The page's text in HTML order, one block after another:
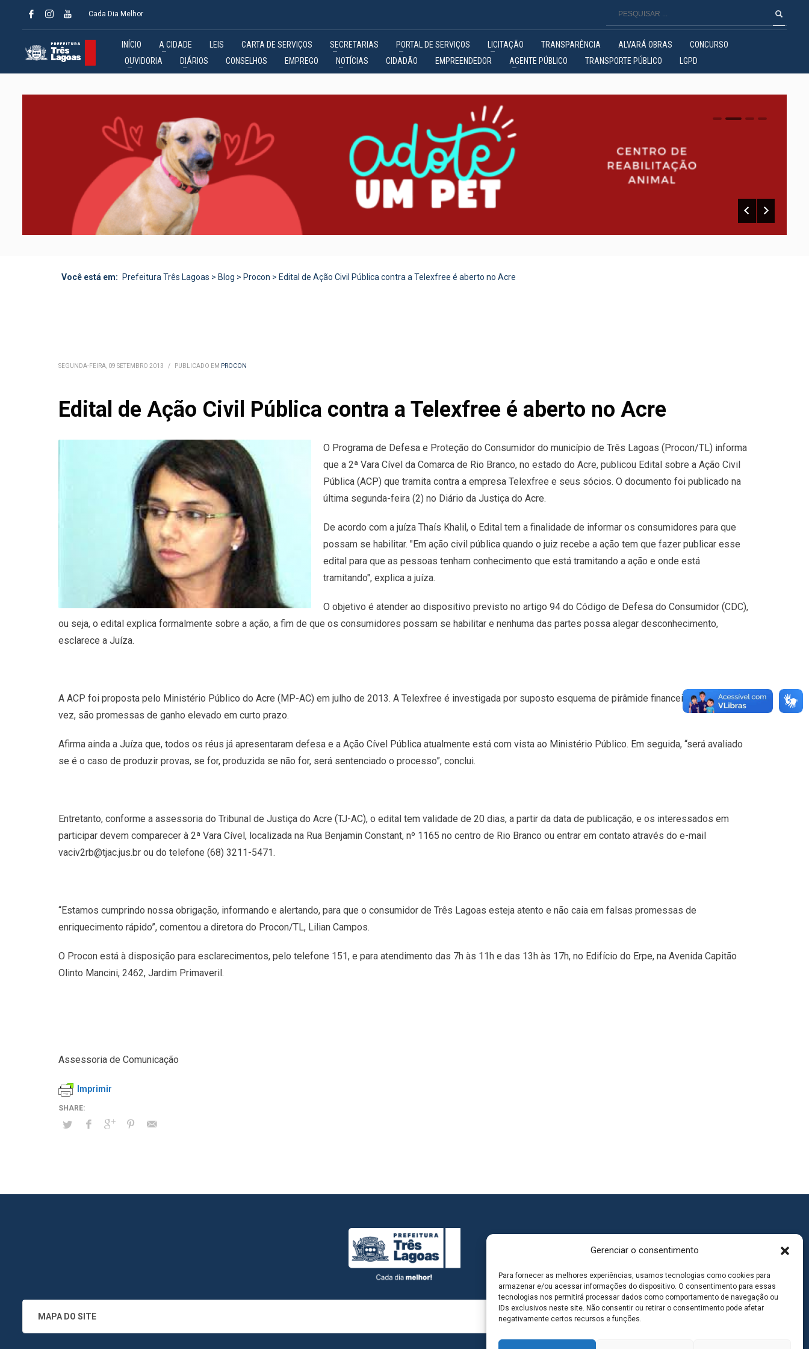
Gerenciar o consentimento
Para fornecer as melhores experiências, usamos tecnologias como cookies para
armazenar e/ou acessar informações do dispositivo. O consentimento para essas
tecnologias nos permitirá processar dados como comportamento de navegação ou
IDs exclusivos neste site. Não consentir ou retirar o consentimento pode afetar
negativamente certos recursos e funções.
Cada Dia Melhor
INÍCIO A CIDADE LEIS CARTA DE SERVIÇOS SECRETARIAS PORTAL DE SERVIÇOS LICITAÇÃO TRANSPARÊNCIA ALVARÁ OBRAS
CONCURSO
OUVIDORIA
DIÁRIOS CONSELHOS EMPREGO NOTÍCIAS CIDADÃO EMPREENDEDOR AGENTE PÚBLICO TRANSPORTE PÚBLICO LGPD
0 1 2
Você está em: Prefeitura Três Lagoas > Blog > Procon > Edital de Ação Civil Pública contra a Telexfree é aberto no Acre
SEGUNDA-FEIRA, 09 SETEMBRO 2013 / PUBLICADO EM PROCON
Edital de Ação Civil Pública contra a Telexfree é aberto no Acre
O Programa de Defesa e Proteção do Consumidor do município de Três Lagoas (Procon/TL) informa
que a 2ª Vara Cível da Comarca de Rio Branco, no estado do Acre, publicou Edital sobre a Ação Civil
Pública (ACP) que tramita contra a empresa Telexfree e seus sócios. O documento foi publicado na
última segunda-feira (2) no Diário da Justiça do Acre.
De acordo com a juíza Thaís Khalil, o Edital tem a finalidade de informar os consumidores para que
possam se habilitar. "Em ação civil pública quando o juiz recebe a ação tem que fazer publicar esse
edital para que as pessoas tenham conhecimento que está tramitando a ação e onde está
tramitando", explica a juíza.
O objetivo é atender ao dispositivo previsto no artigo 94 do Código de Defesa do Consumidor (CDC),
ou seja, o edital explica formalmente sobre a ação, a fim de que os consumidores possam se habilitar e nenhuma das partes possa alegar desconhecimento,
esclarece a Juíza.
A ACP foi proposta pelo Ministério Público do Acre (MP-AC) em julho de 2013. A Telexfree é investigada por suposto esquema de pirâmide financeira, que por sua
vez, são promessas de ganho elevado em curto prazo.
Afirma ainda a Juíza que, todos os réus já apresentaram defesa e a Ação Cível Pública atualmente está com vista ao Ministério Público. Em seguida, “será avaliado
se é o caso de produzir provas, se for, produzida se não for, será sentenciado o processo”, conclui.
Entretanto, conforme a assessoria do Tribunal de Justiça do Acre (TJ-AC), o edital tem validade de 20 dias, a partir da data de publicação, e os interessados em
participar devem comparecer à 2ª Vara Cível, localizada na Rua Benjamin Constant, nº 1165 no centro de Rio Branco ou entrar em contato através do e-mail
vaciv2rb@tjac.jus.br ou do telefone (68) 3211-5471.
“Estamos cumprindo nossa obrigação, informando e alertando, para que o consumidor de Três Lagoas esteja atento e não caia em falsas promessas de
enriquecimento rápido”, comentou a diretora do Procon/TL, Lilian Campos.
O Procon está à disposição para esclarecimentos, pelo telefone 151, e para atendimento das 7h às 11h e das 13h às 17h, no Edifício do Erpe, na Avenida Capitão
Olinto Mancini, 2462, Jardim Primaveril.
Assessoria de Comunicação
Imprimir
MAPA DO SITE